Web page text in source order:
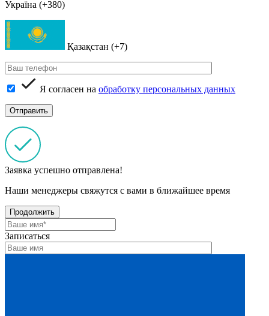
Україна (+380)
Қазақстан (+7)
Я согласен на обработку персональных данных
Заявка успешно отправлена!
Наши менеджеры свяжутся с вами в ближайшее время
Продолжить
Записаться